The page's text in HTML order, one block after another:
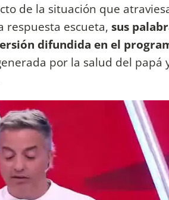
de la situación que
respuesta escueta, sus
difundida en el
por la salud del papá